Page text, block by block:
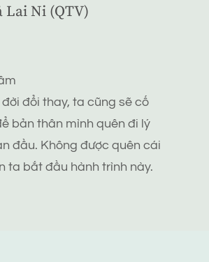
Lai Ni (QTV)
đời đổi thay, ta cũng sẽ cố
bản thân mình quên đi lý
đầu. Không được quên cái
ta bắt đầu hành trình này.